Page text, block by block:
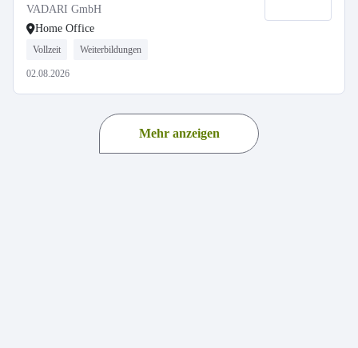
VADARI GmbH
Home Office
Vollzeit Weiterbildungen
02.08.2026
Mehr anzeigen